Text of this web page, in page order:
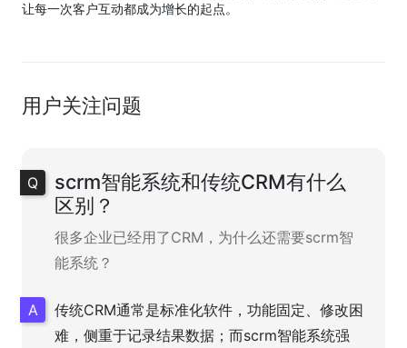
让每一次客户互动都成为增长的起点。
用户关注问题
scrm智能系统和传统CRM有什么
区别？
很多企业已经用了CRM，为什么还需要scrm智
能系统？
传统CRM通常是标准化软件，功能固定、修改困
难，侧重于记录结果数据；而scrm智能系统强